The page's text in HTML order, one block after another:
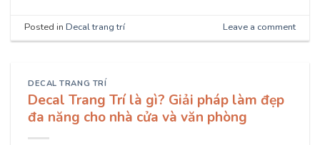
Posted in Decal trang trí Leave a comment
DECAL TRANG TRÍ
Decal Trang Trí là gì? Giải pháp làm đẹp
đa năng cho nhà cửa và văn phòng